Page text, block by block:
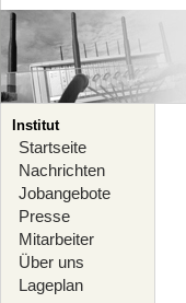
Institut
Startseite
Nachrichten
Jobangebote
Presse
Mitarbeiter
Über uns
Lageplan